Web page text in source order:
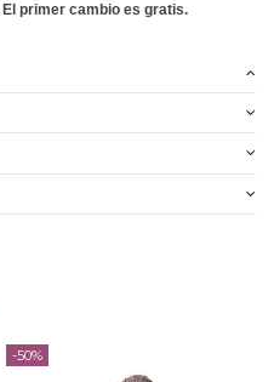
El primer cambio es gratis.
-50%